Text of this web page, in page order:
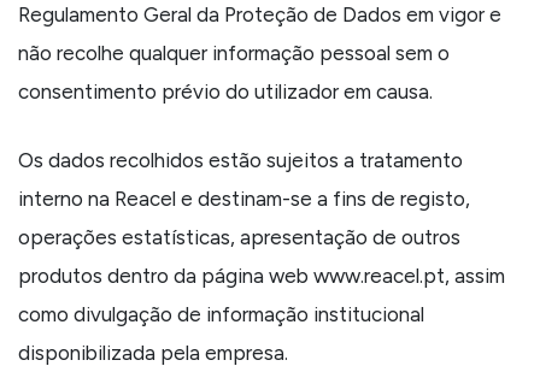
Regulamento Geral da Proteção de Dados em vigor e
não recolhe qualquer informação pessoal sem o
consentimento prévio do utilizador em causa.
Os dados recolhidos estão sujeitos a tratamento
interno na Reacel e destinam-se a fins de registo,
operações estatísticas, apresentação de outros
produtos dentro da página web www.reacel.pt, assim
como divulgação de informação institucional
disponibilizada pela empresa.